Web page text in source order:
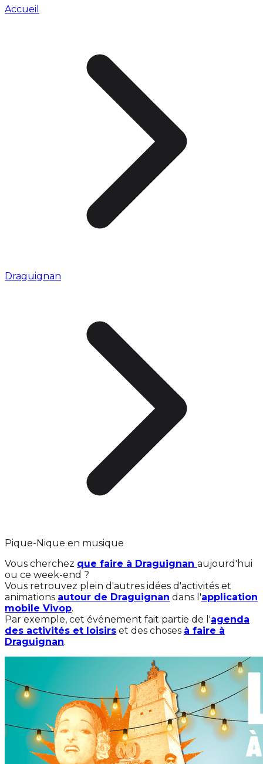
Accueil
Draguignan
Pique-Nique en musique
Vous cherchez que faire à Draguignan aujourd'hui
ou ce week-end ?
Vous retrouvez plein d'autres idées d'activités et
animations autour de Draguignan dans l'application
mobile Vivop.
Par exemple, cet événement fait partie de l'agenda
des activités et loisirs et des choses à faire à
Draguignan.